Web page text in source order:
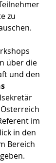
zu
über die
und den
im
in den
Bereich